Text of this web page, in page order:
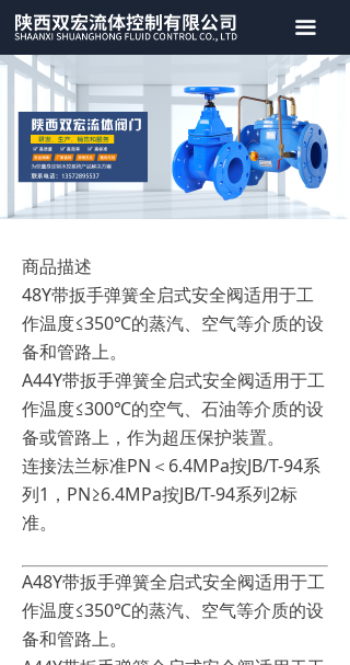
끀
首页
关于我们
产品中心
案例展示
新闻中心
联系我们
商品描述
48Y带扳手弹簧全启式安全阀适用于工
作温度≤350℃的蒸汽、空气等介质的设
备和管路上。
A44Y带扳手弹簧全启式安全阀适用于工
作温度≤300℃的空气、石油等介质的设
备或管路上，作为超压保护装置。
连接法兰标准PN＜6.4MPa按JB/T-94系
列1，PN≥6.4MPa按JB/T-94系列2标
准。
A48Y带扳手弹簧全启式安全阀适用于工
作温度≤350℃的蒸汽、空气等介质的设
备和管路上。